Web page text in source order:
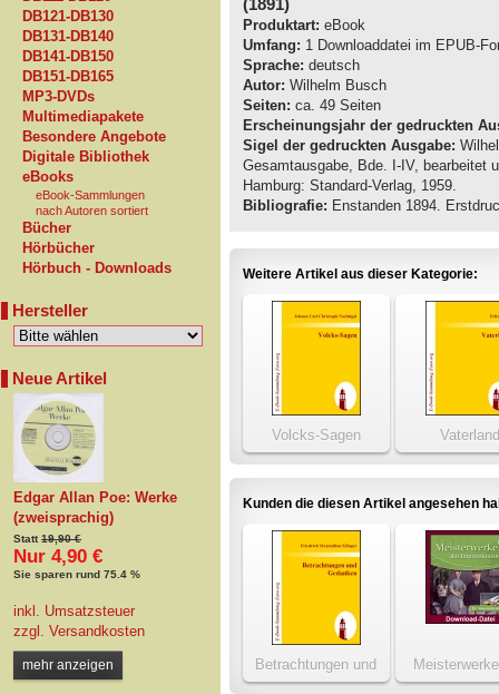
DB121-DB130
DB131-DB140
DB141-DB150
DB151-DB165
MP3-DVDs
Multimediapakete
Besondere Angebote
Digitale Bibliothek
eBooks
eBook-Sammlungen
nach Autoren sortiert
Bücher
Hörbücher
Hörbuch - Downloads
Hersteller
Neue Artikel
Edgar Allan Poe: Werke
(zweisprachig)
Statt19,90 €
Nur 4,90 €
Sie sparen rund 75.4 %
inkl. Umsatzsteuer
zzgl. Versandkosten
mehr anzeigen
Produktart: eBook
Umfang: 1 Downloaddatei im EPUB-
Sprache: deutsch
Autor: Wilhelm Busch
Seiten: ca. 49 Seiten
Erscheinungsjahr der gedruckten
Sigel der gedruckten Ausgabe:
Gesamtausgabe, Bde. I-IV, bearbeitet
Hamburg: Standard-Verlag, 1959.
Bibliografie: Enstanden 1894.
Weitere Artikel aus dieser Kategorie:
Volcks-Sagen Vaterland
Kunden die diesen Artikel angesehen
Betrachtungen und
Gedanken